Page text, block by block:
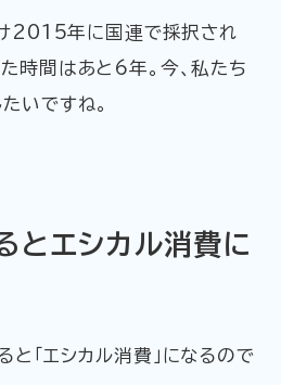
2015年に国連で採択され
時間はあと6年。今、私たち
いですね。
とエシカル消費に
と「エシカル消費」になるので